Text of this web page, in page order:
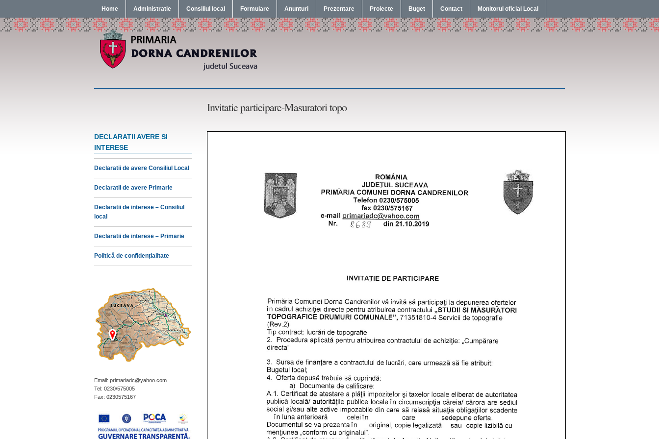
Home Administratie Consiliul local Formulare Anunturi Prezentare Proiecte Buget Contact Monitorul oficial Local
Invitatie participare-Masuratori topo
DECLARATII AVERE SI
INTERESE
Declaratii de avere Consiliul Local
Declaratii de avere Primarie
Declaratii de interese – Consiliul
local
Declaratii de interese – Primarie
Politică de confidențialitate
Email: primariadc@yahoo.com
Tel: 0230/575005
Fax: 0230575167